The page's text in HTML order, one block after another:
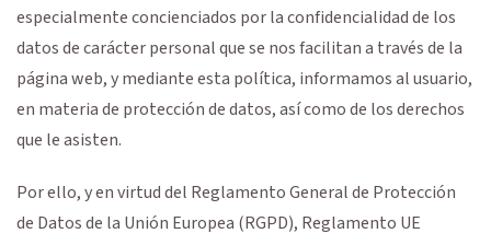
especialmente concienciados por la confidencialidad de los
datos de carácter personal que se nos facilitan a través de la
página web, y mediante esta política, informamos al usuario,
en materia de protección de datos, así como de los derechos
que le asisten.
Por ello, y en virtud del Reglamento General de Protección
de Datos de la Unión Europea (RGPD), Reglamento UE